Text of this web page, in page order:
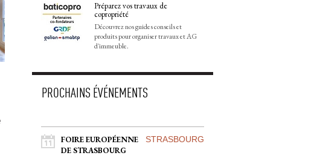
Préparez vos travaux de
copropriété
Découvrez nos guides conseils et
produits pour organiser travaux et AG
d'immeuble.
PROCHAINS ÉVÉNEMENTS
FOIRE EUROPÉENNE
DE STRASBOURG
STRASBOURG